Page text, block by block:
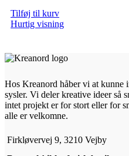
Tilføj til kurv
Hurtig visning
Hos Kreanord håber vi at kunne
sysler. Vi deler kreative ideer så
intet projekt er for stort eller for
alle er velkomne.
Firkløvervej 9, 3210 Vejby